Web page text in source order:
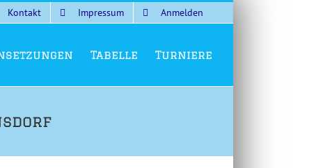
Kontakt Impressum Anmelden
Tabelle Turniere